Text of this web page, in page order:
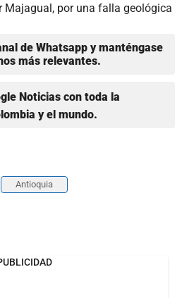
Majagual, por una falla geológica
de Whatsapp y manténgase
más relevantes.
Noticias con toda la
y el mundo.
Antioquia